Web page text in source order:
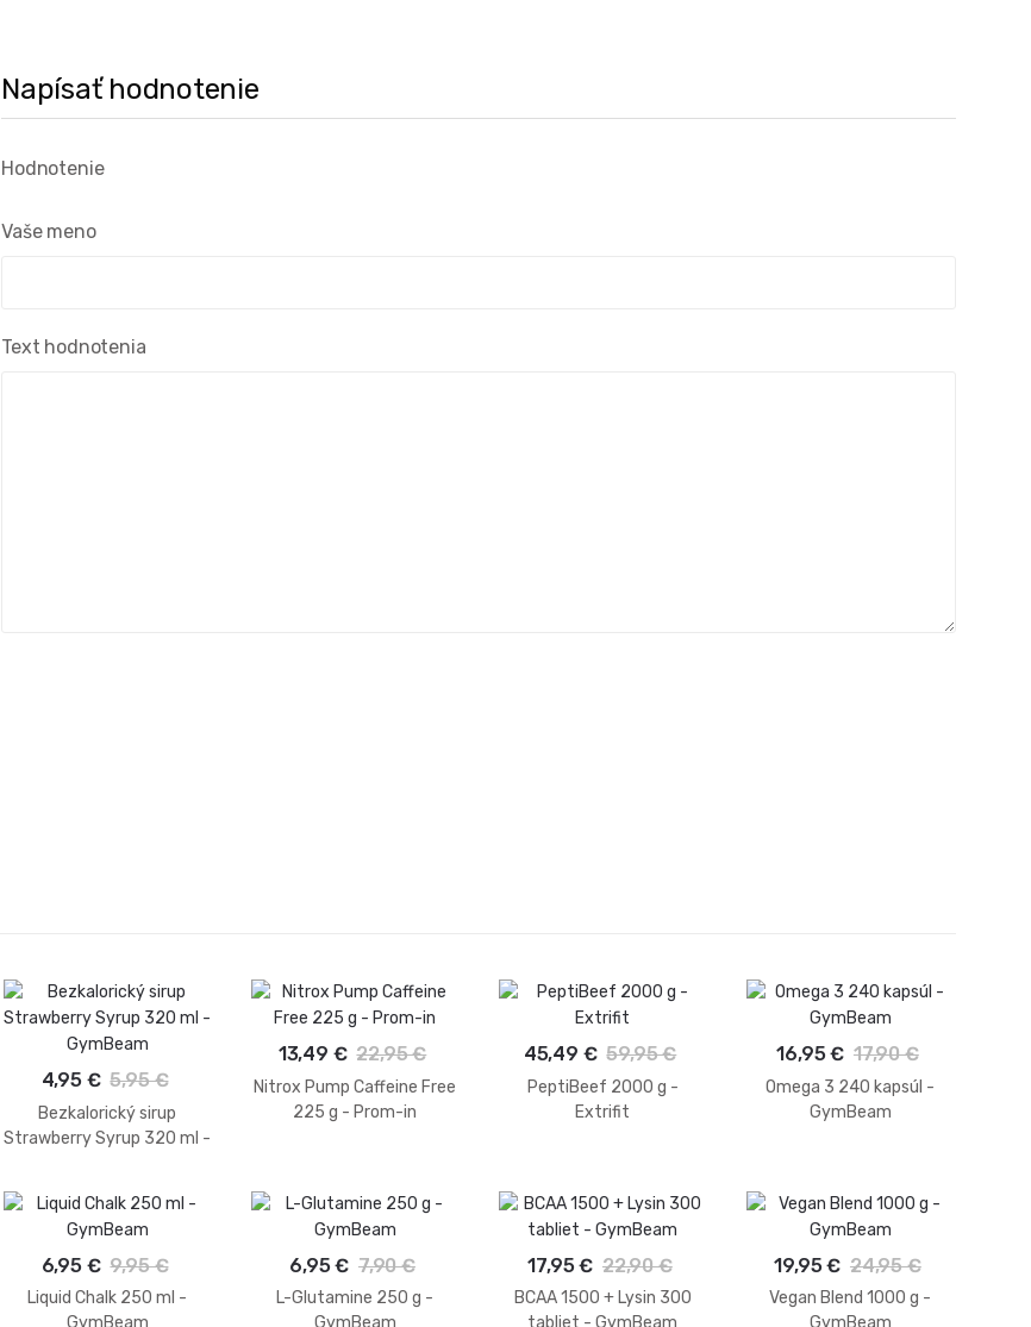
Napísať hodnotenie
Hodnotenie
Text hodnotenia
Vaše meno
4,95 € 5,95 €
Bezkalorický sirup
Strawberry Syrup 320 ml -
13,49 € 22,95 €
Nitrox Pump Caffeine Free
225 g - Prom-in
45,49 € 59,95 €
PeptiBeef 2000 g -
Extrifit
16,95 € 17,90 €
Omega 3 240 kapsúl -
GymBeam
6,95 € 9,95 €
Liquid Chalk 250 ml -
6,95 € 7,90 €
L-Glutamine 250 g -
17,95 € 22,90 €
BCAA 1500 + Lysin 300
19,95 € 24,95 €
Vegan Blend 1000 g -